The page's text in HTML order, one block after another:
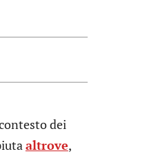
dei
altrove,